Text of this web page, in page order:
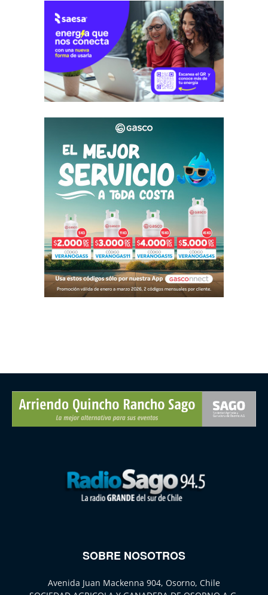
SOBRE NOSOTROS
Avenida Juan Mackenna 904, Osorno, Chile